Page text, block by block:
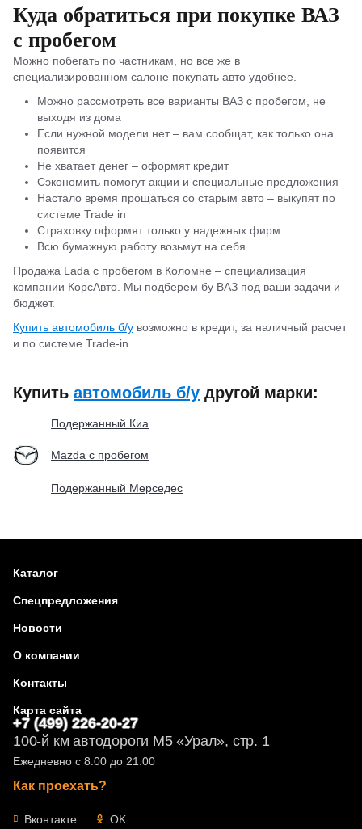
Куда обратиться при покупке ВАЗ
с пробегом
Можно побегать по частникам, но все же в
специализированном салоне покупать авто удобнее.
Можно рассмотреть все варианты ВАЗ с пробегом, не
выходя из дома
Если нужной модели нет – вам сообщат, как только она
появится
Не хватает денег – оформят кредит
Сэкономить помогут акции и специальные предложения
Настало время прощаться со старым авто – выкупят по
системе Trade in
Страховку оформят только у надежных фирм
Всю бумажную работу возьмут на себя
Продажа Lada с пробегом в Коломне – специализация
компании КорсАвто. Мы подберем бу ВАЗ под ваши задачи и
бюджет.
Купить автомобиль б/у возможно в кредит, за наличный расчет
и по системе Trade-in.
Купить автомобиль б/у другой марки:
Подержанный Киа
Mazda с пробегом
Подержанный Мерседес
Каталог
Спецпредложения
Новости
О компании
Контакты
Карта сайта
+7 (499) 226-20-27
100-й км автодороги М5 «Урал», стр. 1
Ежедневно с 8:00 до 21:00
Как проехать?
Вконтакте OK